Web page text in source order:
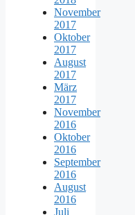
November
2017
Oktober
2017
August
2017
März
2017
November
2016
Oktober
2016
September
2016
August
2016
Juli